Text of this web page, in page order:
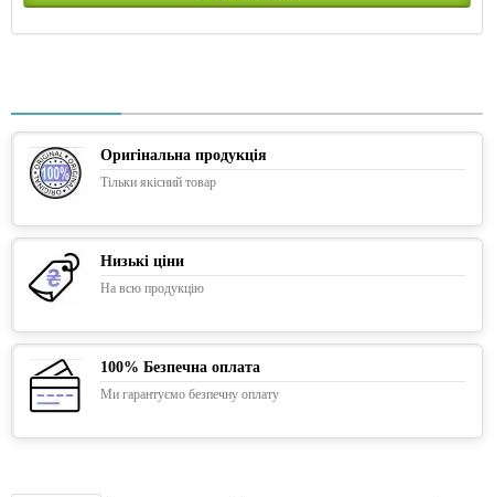
Оригінальна продукція
Тільки якісний товар
Низькі ціни
На всю продукцію
100% Безпечна оплата
Ми гарантуємо безпечну оплату